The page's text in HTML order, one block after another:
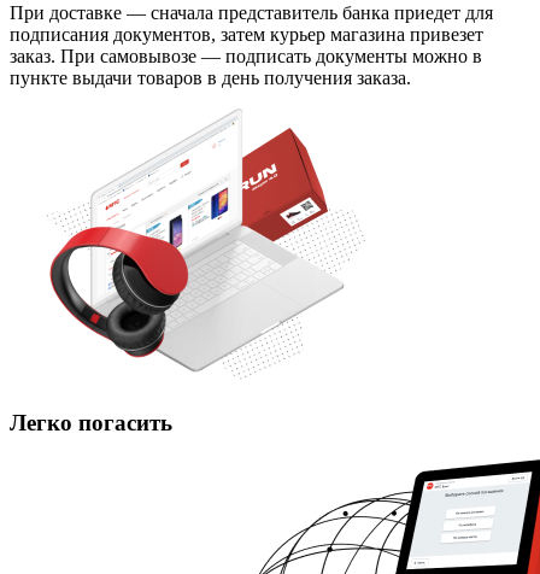
При доставке — сначала представитель банка приедет для
подписания документов, затем курьер магазина привезет
заказ. При самовывозе — подписать документы можно в
пункте выдачи товаров в день получения заказа.
Легко погасить